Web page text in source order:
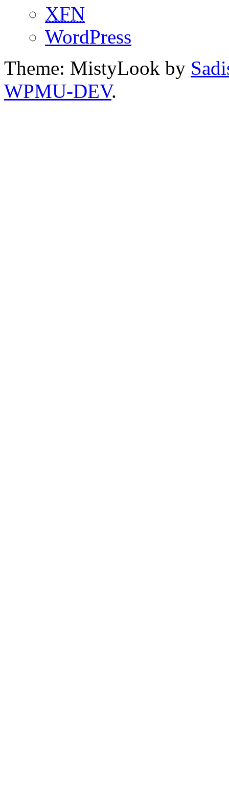
XFN
WordPress
Theme: MistyLook by
WPMU-DEV.